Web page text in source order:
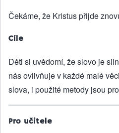
Čekáme, že Kristus přijde
Cíle
Děti si uvědomí, že slovo je
nás ovlivňuje v každé malé
slova, i použité metody jsou
Pro učitele